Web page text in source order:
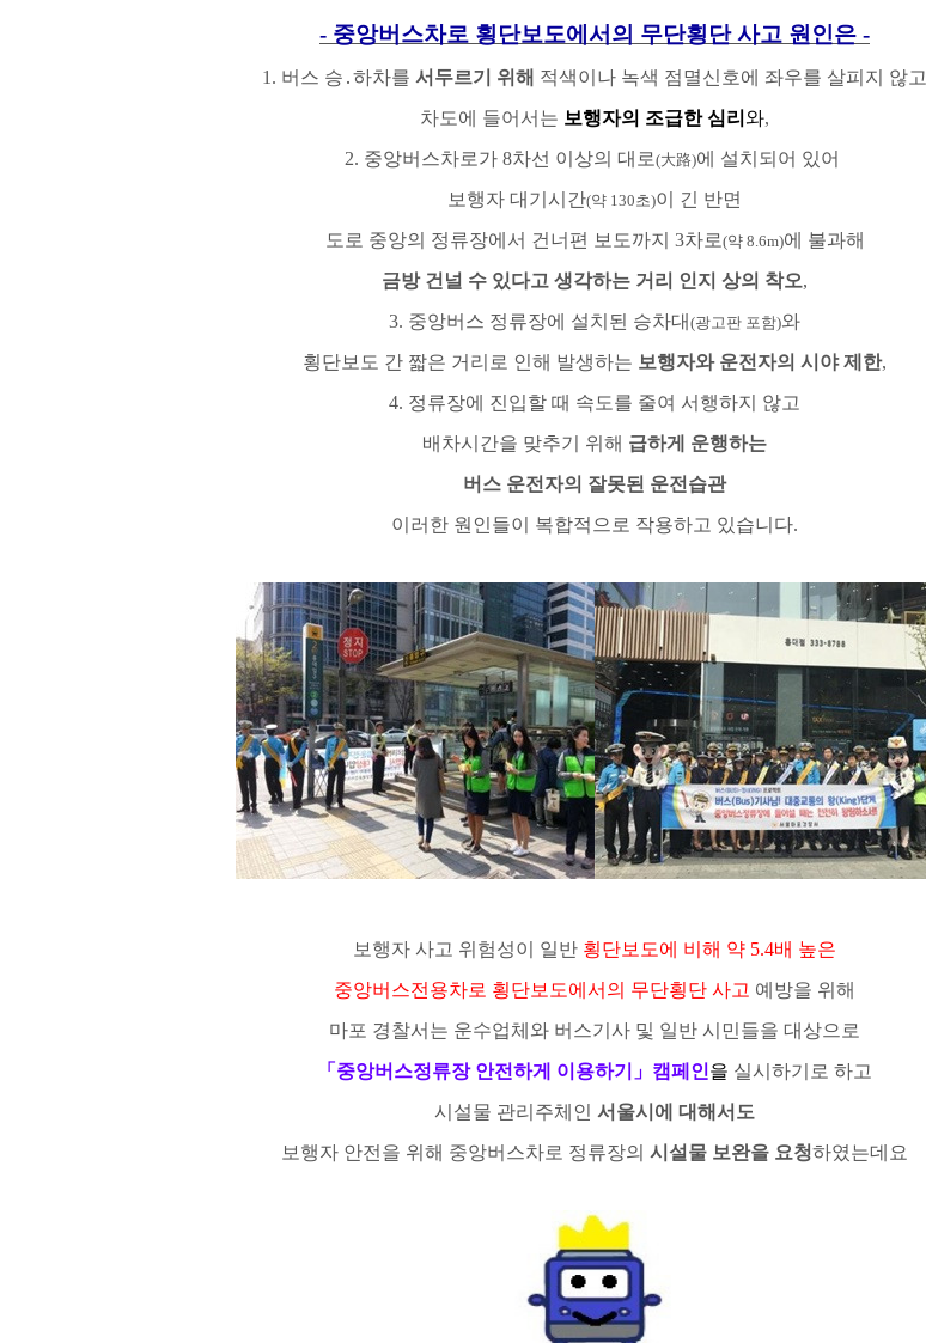
- 중앙버스차로 횡단보도에서의 무단횡단 사고 원인은 -
1. 버스 승 ․하차를 서두르기 위해 적색이나 녹색 점멸신호에 좌우를 살피지 않고
차도에 들어서는 보행자의 조급한 심리 와,
2. 중앙버스차로가 8차선 이상의 대로(大路)에 설치되어 있어
보행자 대기시간(약 130초)이 긴 반면
도로 중앙의 정류장에서 건너편 보도까지 3차로(약 8.6m)에 불과해
금방 건널 수 있다고 생각하는 거리 인지 상의 착오,
3. 중앙버스 정류장에 설치된 승차대 (광고판 포함)와
횡단보도 간 짧은 거리로 인해 발생하는 보행자와 운전자의 시야 제한,
4. 정류장에 진입할 때 속도를 줄여 서행하지 않고
배차시간을 맞추기 위해 급하게 운행하는
버스 운전자의 잘못된 운전습관
이러한 원인들이 복합적으로 작용하고 있습니다.
보행자 사고 위험성이 일반 횡단보도에 비해 약 5.4배 높은
중앙버스전용차로 횡단보도에서의 무단횡단 사고 예방을 위해
마포 경찰서 는 운수업체와 버스기사 및 일반 시민들을 대상으로
「 중앙버스정류장 안전하게 이용하기 」캠페인을 실시하기로 하고
시설물 관리주체인 서울시에 대해서도
보행자 안전을 위해 중앙버스차로 정류장의 시설물 보완을 요청하였는데요